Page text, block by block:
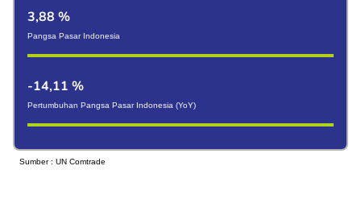
3,88 %
Pangsa Pasar Indonesia
-14,11 %
Pertumbuhan Pangsa Pasar Indonesia (YoY)
Sumber : UN Comtrade